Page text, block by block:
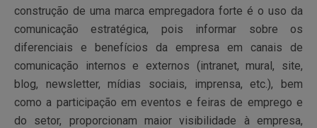
construção de uma marca empregadora forte é o uso da
comunicação estratégica, pois informar sobre os
diferenciais e benefícios da empresa em canais de
comunicação internos e externos (intranet, mural, site,
blog, newsletter, mídias sociais, imprensa, etc.), bem
como a participação em eventos e feiras de emprego e
do setor, proporcionam maior visibilidade à empresa,